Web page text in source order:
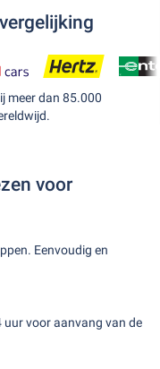
meer dan 85.000
voor
Eenvoudig en
voor aanvang van de